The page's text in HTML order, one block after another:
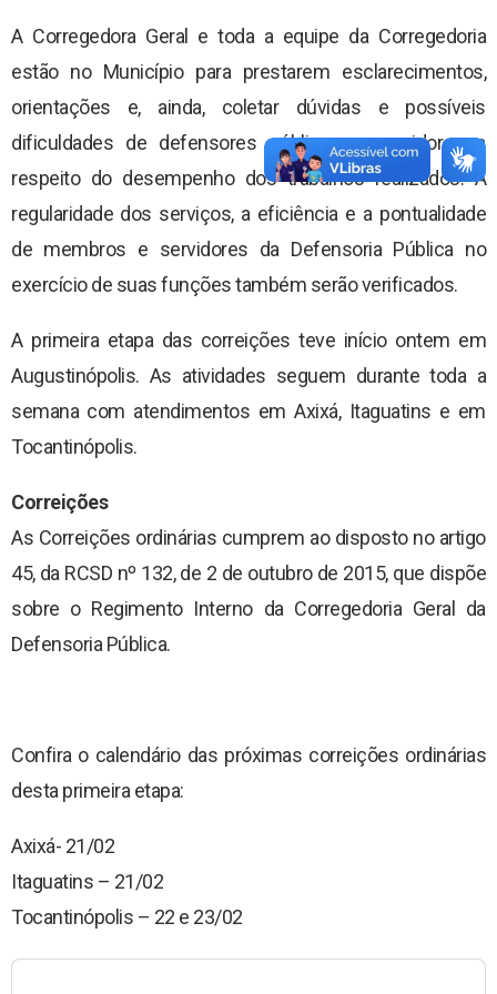
A Corregedora Geral e toda a equipe da Corregedoria
estão no Município para prestarem esclarecimentos,
orientações e, ainda, coletar dúvidas e possíveis
dificuldades de defensores públicos e servidores a
respeito do desempenho dos trabalhos realizados. A
regularidade dos serviços, a eficiência e a pontualidade
de membros e servidores da Defensoria Pública no
exercício de suas funções também serão verificados.
A primeira etapa das correições teve início ontem em
Augustinópolis. As atividades seguem durante toda a
semana com atendimentos em Axixá, Itaguatins e em
Tocantinópolis.
Correições
As Correições ordinárias cumprem ao disposto no artigo
45, da RCSD nº 132, de 2 de outubro de 2015, que dispõe
sobre o Regimento Interno da Corregedoria Geral da
Defensoria Pública.
Confira o calendário das próximas correições ordinárias
desta primeira etapa:
Axixá- 21/02
Itaguatins – 21/02
Tocantinópolis – 22 e 23/02